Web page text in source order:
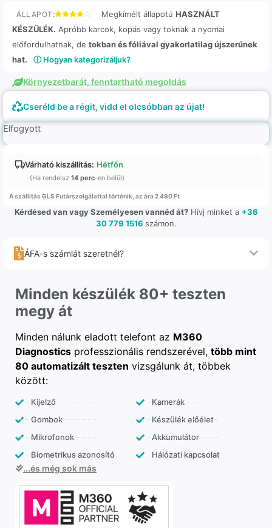
ÁLLAPOT: Megkímélt állapotú HASZNÁLT
KÉSZÜLÉK. Apróbb karcok, kopás vagy toknak a nyomai
előfordulhatnak, de tokban és fóliával gyakorlatilag újszerűnek
hat.
ⓘ Hogyan kategorizáljuk?
Környezetbarát, fenntartható megoldás
Cseréld be a régit, vidd el olcsóbban az újat!
Elfogyott
Várható kiszállítás: Hétfőn
(Ha rendelsz 14 perc-en belül)
A szállítás GLS Futárszolgálattal történik, az ára 2 490 Ft
Kérdésed van vagy Személyesen vannéd át?Hívj minket a +36
30 779 1516 számon.
ÁFA-s számlát szeretnél?
Minden készülék 80+ teszten
megy át
Minden nálunk eladott telefont az M360
Diagnostics professzionális rendszerével, több mint
80 automatizált teszten vizsgálunk át, többek
között:
Kijelző
Gombok
Mikrofonok
Biometrikus azonosító
Kamerák
Készülék előélet
Akkumulátor
Hálózati kapcsolat
...és még sok más